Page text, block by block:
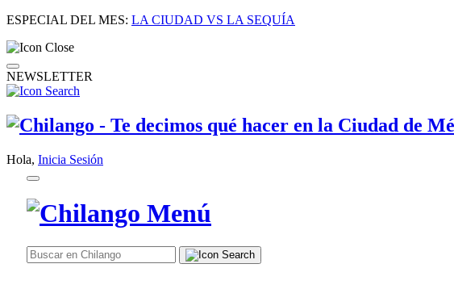
ESPECIAL DEL MES: LA CIUDAD VS LA SEQUÍA
NEWSLETTER
Hola, Inicia Sesión